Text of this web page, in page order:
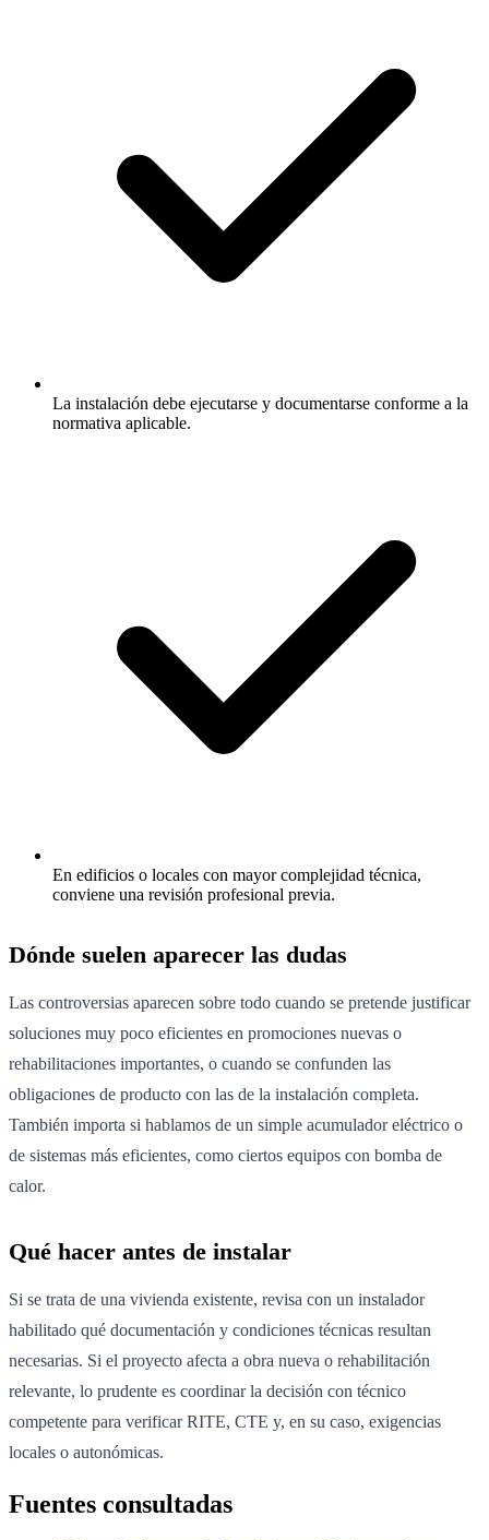
La instalación debe ejecutarse y documentarse conforme a la
normativa aplicable.
En edificios o locales con mayor complejidad técnica,
conviene una revisión profesional previa.
Dónde suelen aparecer las dudas
Las controversias aparecen sobre todo cuando se pretende justificar
soluciones muy poco eficientes en promociones nuevas o
rehabilitaciones importantes, o cuando se confunden las
obligaciones de producto con las de la instalación completa.
También importa si hablamos de un simple acumulador eléctrico o
de sistemas más eficientes, como ciertos equipos con bomba de
calor.
Qué hacer antes de instalar
Si se trata de una vivienda existente, revisa con un instalador
habilitado qué documentación y condiciones técnicas resultan
necesarias. Si el proyecto afecta a obra nueva o rehabilitación
relevante, lo prudente es coordinar la decisión con técnico
competente para verificar RITE, CTE y, en su caso, exigencias
locales o autonómicas.
Fuentes consultadas